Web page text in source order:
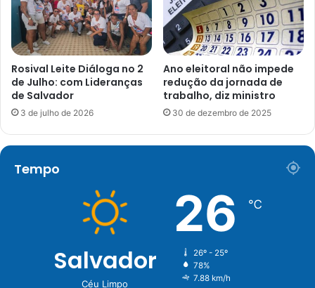
Rosival Leite Diáloga no 2
de Julho: com Lideranças
de Salvador
3 de julho de 2026
Ano eleitoral não impede
redução da jornada de
trabalho, diz ministro
30 de dezembro de 2025
Tempo
Salvador
Céu Limpo
26 ℃
26º - 25º
78%
7.88 km/h